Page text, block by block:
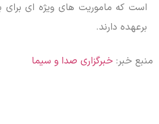
است که ماموریت های ویژه ای برای
برعهده دارند.
منبع خبر: خبرگزاری صدا و سیما